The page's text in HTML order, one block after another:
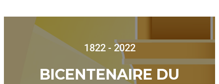
1822 - 2022
BICENTENAIRE DU